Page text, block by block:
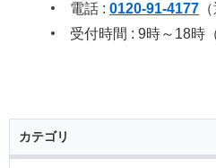
電話 : 0120-91-4177
受付時間 : 9時～18時
カテゴリ